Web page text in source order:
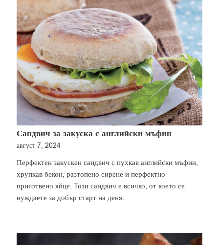
Сандвич за закуска с английски мъфин
август 7, 2024
Перфектен закускен сандвич с пухкав английски мъфин,
хрупкав бекон, разтопено сирене и перфектно
приготвено яйце. Този сандвич е всичко, от което се
нуждаете за добър старт на деня.